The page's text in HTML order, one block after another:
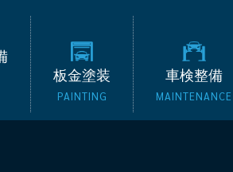
整備工場 タ
板金塗装
PAINTING
車検整備
MAINTENANCE